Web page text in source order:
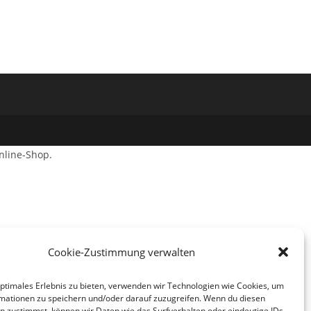
Cookie-Zustimmung verwalten
Erlebnis zu bieten, verwenden wir Technologien wie Cookies, um
zu speichern und/oder darauf zuzugreifen. Wenn du diesen
Shop.